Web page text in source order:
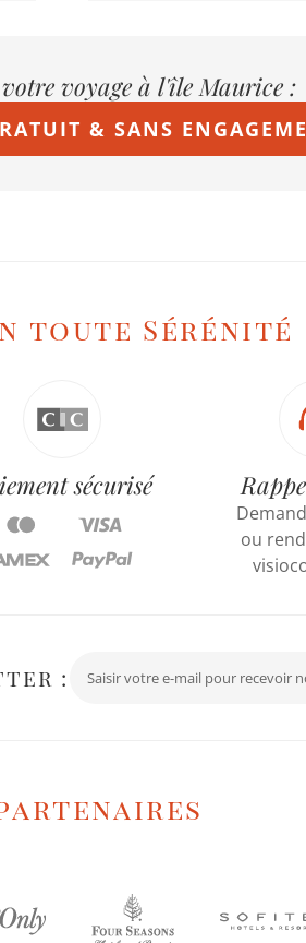
votre voyage à l'île Maurice :
& SANS
toute Sérénité
sécurisé
ou
: